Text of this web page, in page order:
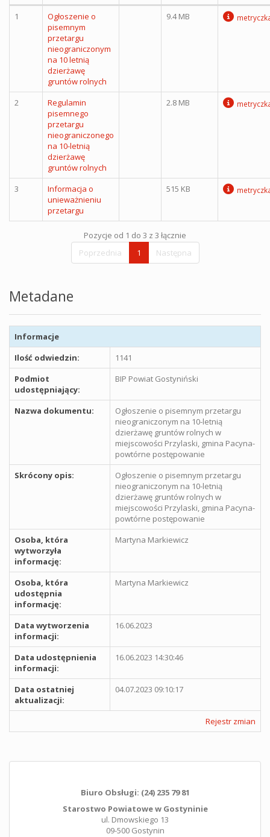
1
Ogłoszenie o
pisemnym
przetargu
nieograniczonym
na 10 letnią
dzierżawę
gruntów rolnych
9.4 MB
2
Regulamin
pisemnego
przetargu
nieograniczonego
na 10-letnią
dzierżawę
gruntów rolnych
2.8 MB
3
Informacja o
unieważnieniu
przetargu
515 KB
Pozycje od 1 do 3 z 3 łącznie
Poprzednia
1 Następna
Metadane
Informacje
Ilość odwiedzin:
1141
Podmiot
udostępniający:
BIP Powiat Gostyniński
Nazwa dokumentu:
Ogłoszenie o pisemnym przetargu
nieograniczonym na 10-letnią
dzierżawę gruntów rolnych w
miejscowości Przylaski, gmina Pacyna-
powtórne postępowanie
Skrócony opis:
Ogłoszenie o pisemnym przetargu
nieograniczonym na 10-letnią
dzierżawę gruntów rolnych w
miejscowości Przylaski, gmina Pacyna-
powtórne postępowanie
Osoba, która
wytworzyła
informację:
Martyna Markiewicz
Osoba, która
udostępnia
informację:
Martyna Markiewicz
Data wytworzenia
informacji:
16.06.2023
Data udostępnienia
informacji:
16.06.2023 14:30:46
Data ostatniej
aktualizacji:
04.07.2023 09:10:17
Rejestr zmian
Biuro Obsługi: (24) 235 79 81
Starostwo Powiatowe w Gostyninie
ul. Dmowskiego 13
09-500 Gostynin